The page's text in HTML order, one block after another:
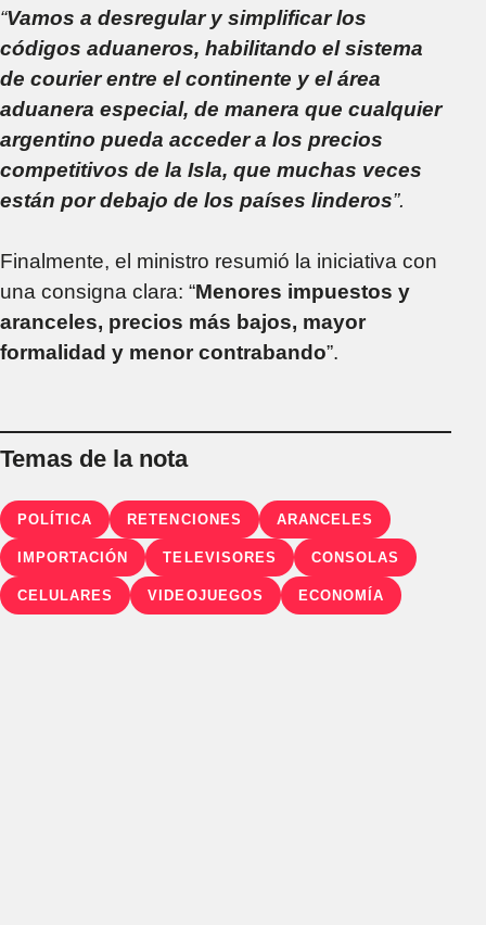
“Vamos a desregular y simplificar los
códigos aduaneros, habilitando el sistema
de courier entre el continente y el área
aduanera especial, de manera que cualquier
argentino pueda acceder a los precios
competitivos de la Isla, que muchas veces
están por debajo de los países linderos”.
Finalmente, el ministro resumió la iniciativa con
una consigna clara: “Menores impuestos y
aranceles, precios más bajos, mayor
formalidad y menor contrabando”.
Temas de la nota
POLÍTICA RETENCIONES ARANCELES
IMPORTACIÓN TELEVISORES CONSOLAS
CELULARES VIDEOJUEGOS ECONOMÍA